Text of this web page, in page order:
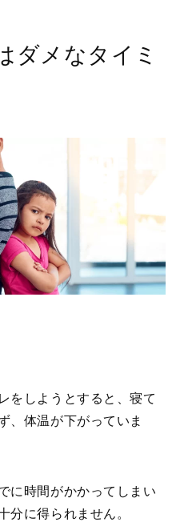
ダメなタイミ
をしようとすると、寝て
、体温が下がっていま
に時間がかかってしまい
分に得られません。